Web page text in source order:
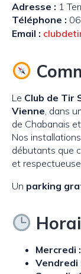
Adresse : 1
Téléphone :
Email :
Le Club de Tir
Vienne, dans
de Chabanais
Nos
débutants que
et
Un parking
Mercredi :
Vendredi